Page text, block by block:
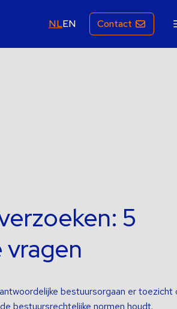
NLEN Contact
5
bestuursorgaan er toezicht
bestuursrechtelijke normen houdt.